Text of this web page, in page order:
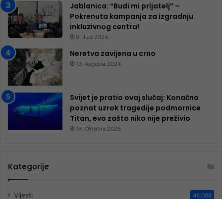
Jablanica: “Budi mi prijatelj” –
Pokrenuta kampanja za izgradnju
inkluzivnog centra!
9. Jula 2024.
Neretva zavijena u crno
13. Augusta 2024.
Svijet je pratio ovaj slučaj: Konačno
poznat uzrok tragedije podmornice
Titan, evo zašto niko nije preživio
16. Oktobra 2025.
Kategorije
Vijesti 46.068